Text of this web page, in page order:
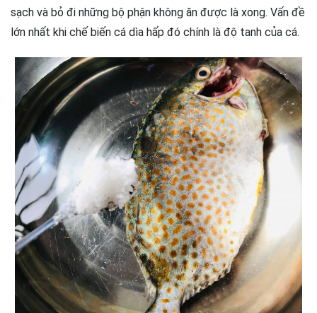
sạch và bỏ đi những bộ phận không ăn được là xong. Vấn đề
lớn nhất khi chế biến cá dìa hấp đó chính là độ tanh của cá.